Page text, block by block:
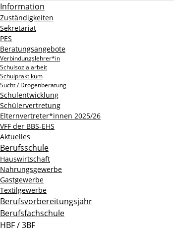
Information
Zuständigkeiten
Sekretariat
PES
Beratungsangebote
Verbindungslehrer*in
Schulsozialarbeit
Schulpraktikum
Sucht / Drogenberatung
Schulentwicklung
Schülervertretung
Elternvertreter*innen 2025/26
VFF der BBS-EHS
Aktuelles
Berufsschule
Hauswirtschaft
Nahrungsgewerbe
Gastgewerbe
Textilgewerbe
Berufsvorbereitungsjahr
Berufsfachschule
HBF / 3BF